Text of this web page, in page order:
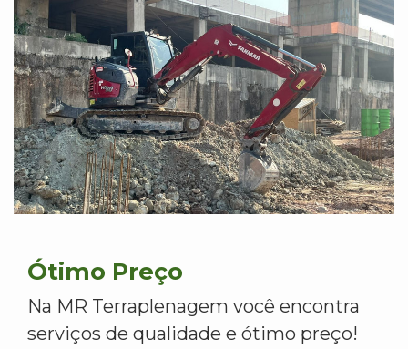
Ótimo Preço
Na MR Terraplenagem você encontra
serviços de qualidade e ótimo preço!